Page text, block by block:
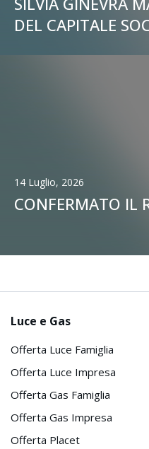
DEL CAPITALE
14 Luglio, 2026
CONFERMATO IL
Luce e Gas
Offerta Luce Famiglia
Offerta Luce Impresa
Offerta Gas Famiglia
Offerta Gas Impresa
Offerta Placet